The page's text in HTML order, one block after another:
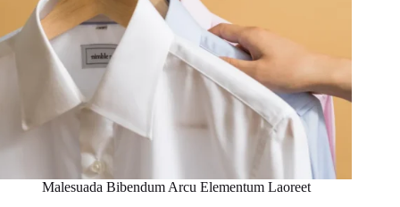
Malesuada Bibendum Arcu Elementum Laoreet